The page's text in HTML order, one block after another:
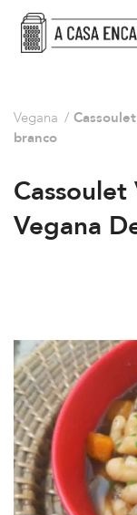
Vegana /
branco
Cassoulet
Vegana